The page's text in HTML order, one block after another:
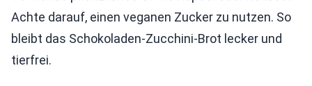
Achte darauf, einen veganen Zucker zu nutzen. So
bleibt das Schokoladen-Zucchini-Brot lecker und
tierfrei.